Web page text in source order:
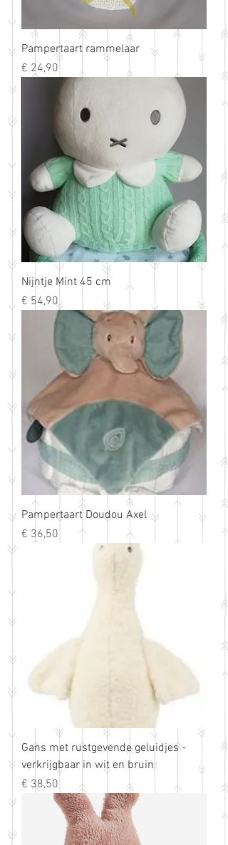
Pampertaart rammelaar
Prijs
€ 24,90
Nijntje Mint 45 cm
Prijs
€ 54,90
Pampertaart Doudou Axel
Prijs
€ 36,50
Gans met rustgevende geluidjes -
verkrijgbaar in wit en bruin
Prijs
€ 38,50